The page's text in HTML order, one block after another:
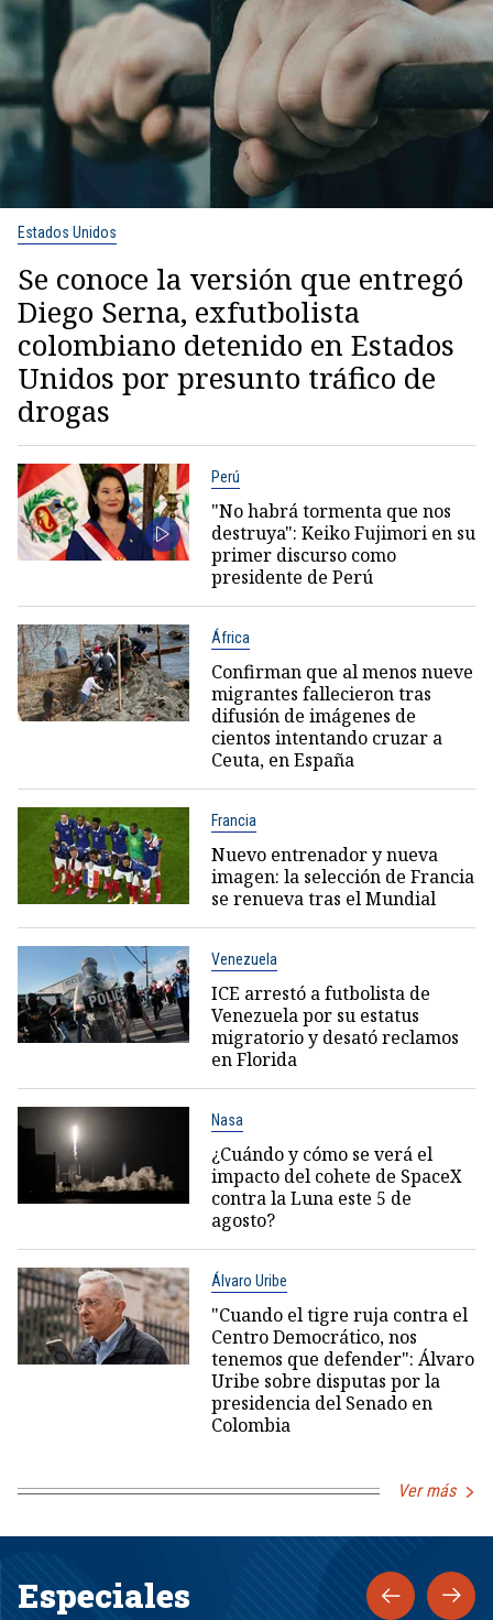
Estados Unidos
Se conoce la versión que entregó
Diego Serna, exfutbolista
colombiano detenido en Estados
Unidos por presunto tráfico de
drogas
Perú
"No habrá tormenta que nos
destruya": Keiko Fujimori en su
primer discurso como
presidente de Perú
África
Confirman que al menos nueve
migrantes fallecieron tras
difusión de imágenes de
cientos intentando cruzar a
Ceuta, en España
Francia
Nuevo entrenador y nueva
imagen: la selección de Francia
se renueva tras el Mundial
Venezuela
ICE arrestó a futbolista de
Venezuela por su estatus
migratorio y desató reclamos
en Florida
Nasa
¿Cuándo y cómo se verá el
impacto del cohete de SpaceX
contra la Luna este 5 de
agosto?
Álvaro Uribe
"Cuando el tigre ruja contra el
Centro Democrático, nos
tenemos que defender": Álvaro
Uribe sobre disputas por la
presidencia del Senado en
Colombia
Ver más
Especiales